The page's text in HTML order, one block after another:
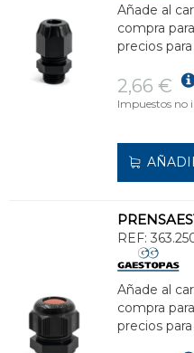
Añade al
compra
precios
2,66 €
Impuestos no
REF:
Añade al
compra
precios